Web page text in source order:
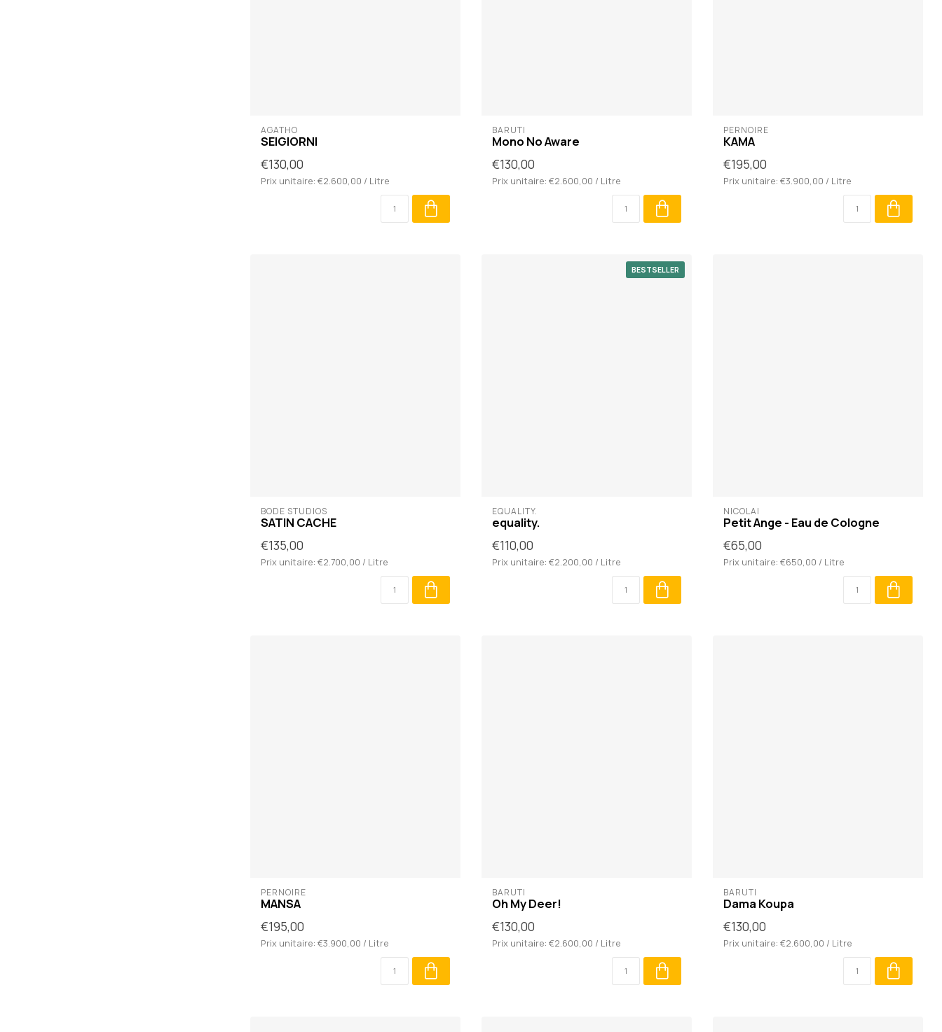
AGATHO
SEIGIORNI
€130,00
Prix unitaire: €2.600,00 / Litre
BARUTI
Mono No Aware
€130,00
Prix unitaire: €2.600,00 / Litre
PERNOIRE
KAMA
€195,00
Prix unitaire: €3.900,00 / Litre
BODÉ STUDIOS
SATIN CACHE
€135,00
Prix unitaire: €2.700,00 / Litre
BESTSELLER
EQUALITY.
equality.
€110,00
Prix unitaire: €2.200,00 / Litre
NICOLAÏ
Petit Ange - Eau de Cologne
€65,00
Prix unitaire: €650,00 / Litre
PERNOIRE
MANSA
€195,00
Prix unitaire: €3.900,00 / Litre
BARUTI
Oh My Deer!
€130,00
Prix unitaire: €2.600,00 / Litre
BARUTI
Dama Koupa
€130,00
Prix unitaire: €2.600,00 / Litre